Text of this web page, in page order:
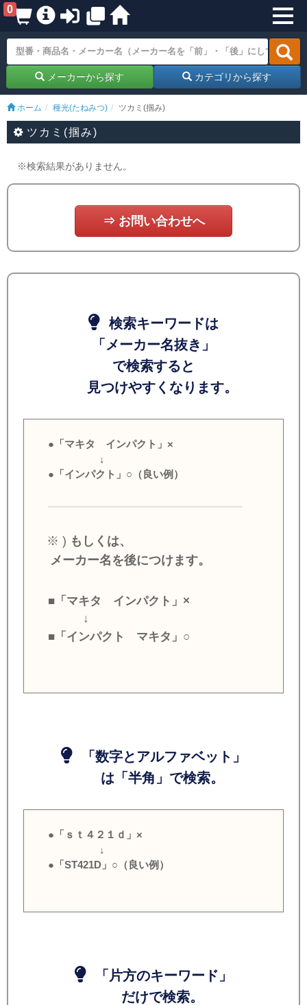
0
メーカーから探す カテゴリから探す
ホーム 種光(たねみつ) ツカミ(掴み)
ツカミ(掴み)
※検索結果がありません。
⇒ お問い合わせへ
検索キーワードは
「メーカー名抜き」
で検索すると
見つけやすくなります。
●「マキタ インパクト」×
↓
●「インパクト」○（良い例）
※ ) もしくは、
メーカー名を後につけます。
■「マキタ インパクト」×
↓
■「インパクト マキタ」○
「数字とアルファベット」
は「半角」で検索。
●「ｓｔ４２１ｄ」×
↓
●「ST421D」○（良い例）
「片方のキーワード」
だけで検索。